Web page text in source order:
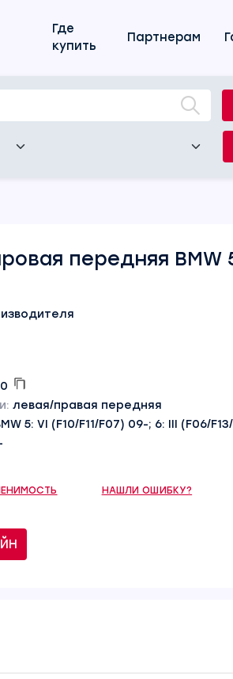
Где
купить
Партнерам
передняя BMW
левая/правая передняя
5: VI (F10/F11/F07) 09-; 6: III (F06/
НАШЛИ ОШИБКУ?